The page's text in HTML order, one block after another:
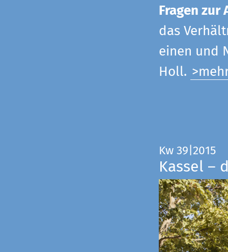
Fragen
das
einen und
Holl.
Kw 39|2015
Kassel –